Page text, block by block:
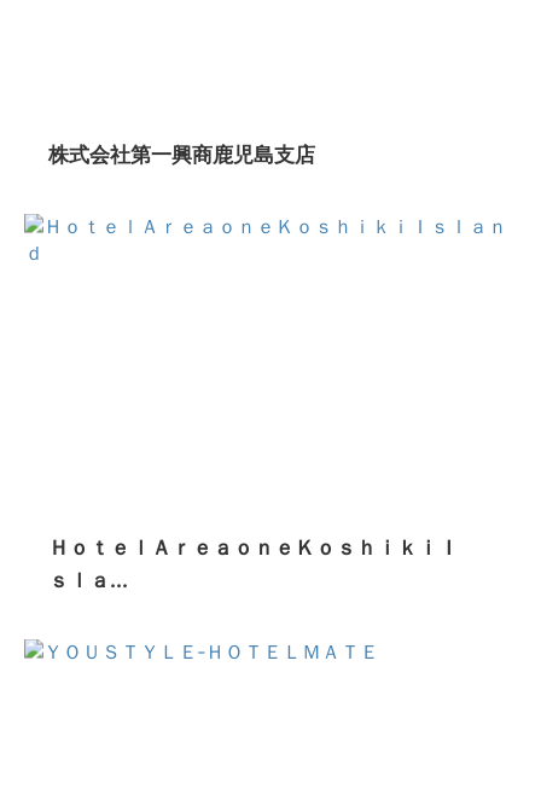
株式会社第一興商鹿児島支店
ＨｏｔｅｌＡｒｅａｏｎｅＫｏｓｈｉｋｉＩ
ｓｌａ...